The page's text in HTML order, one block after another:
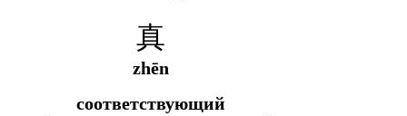
真
zhēn
соответствующий